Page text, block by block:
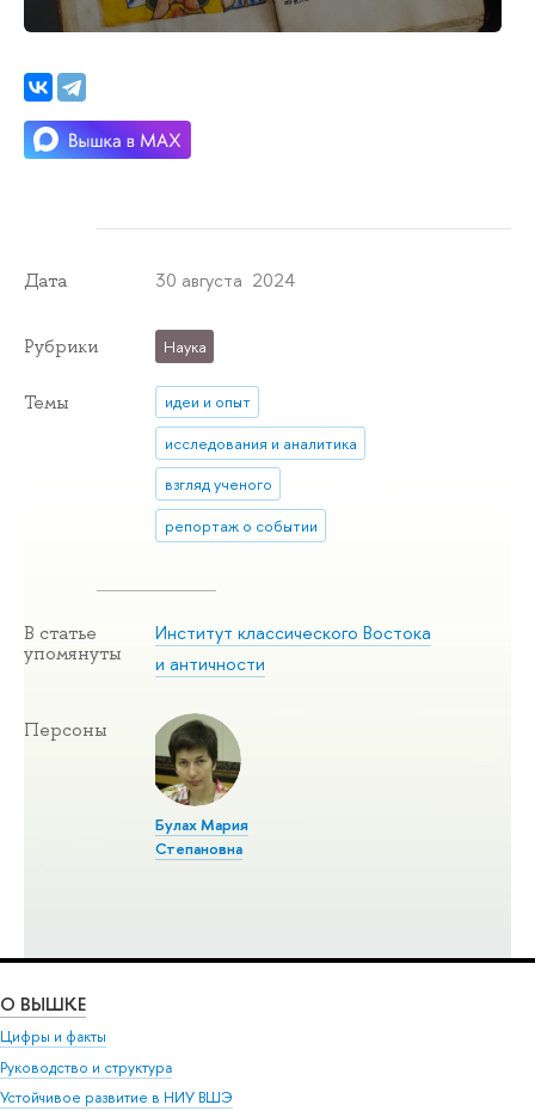
Дата 30 августа 2024
Рубрики Наука
Темы
идеи и опыт
исследования и аналитика
взгляд ученого
репортаж о событии
В статье
упомянуты
Институт классического Востока
и античности
Персоны
Булах Мария
Степановна
О ВЫШКЕ
Цифры и факты
Руководство и структура
Устойчивое развитие в НИУ ВШЭ